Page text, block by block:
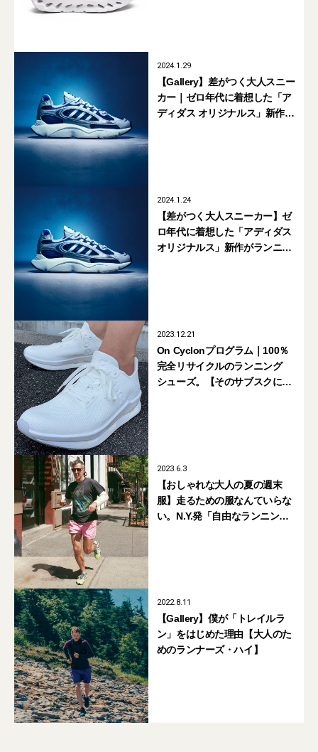
2024.1.29
【Gallery】差がつく大人スニー
カー｜ゼロ年代に着想した「ア
ディダス オリジナルス」新作が
2024.1.24
【差がつく大人スニーカー】ゼ
ロ年代に着想した「アディダス
オリジナルス」新作がランニン
2023.12.21
On Cyclonプログラム｜100％
完全リサイクルのランニング
シューズ。【そのサブスクに課
2023.6.3
【おしゃれな大人の夏の週末
服】走るための服なんていらな
い。N.Y.発「自由なランニング
2022.8.11
【Gallery】僕が「トレイルラ
ン」をはじめた理由【大人のた
めのランナーズ・ハイ】